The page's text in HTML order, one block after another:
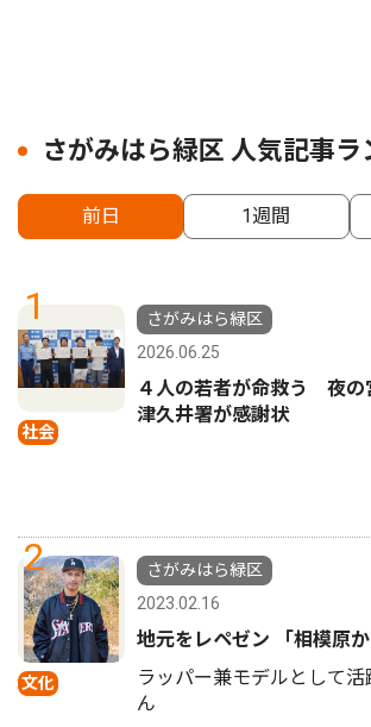
さがみはら緑区 人気記事ラ
前日 1週間
1
社会
さがみはら緑区
2026.06.25
４人の若者が命救う 夜
津久井署が感謝状
2
文化
さがみはら緑区
2023.02.16
地元をレペゼン 「相模原か
ラッパー兼モデルとして
ん